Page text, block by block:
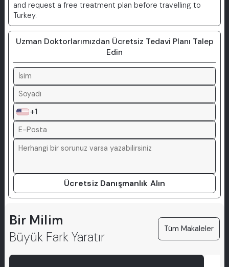
and request a free treatment plan before travelling to
Turkey.
Uzman Doktorlarımızdan Ücretsiz Tedavi Planı Talep
Edin
+1
Ücretsiz Danışmanlık Alın
Bir Milim
Büyük Fark Yaratır
Tüm Makaleler